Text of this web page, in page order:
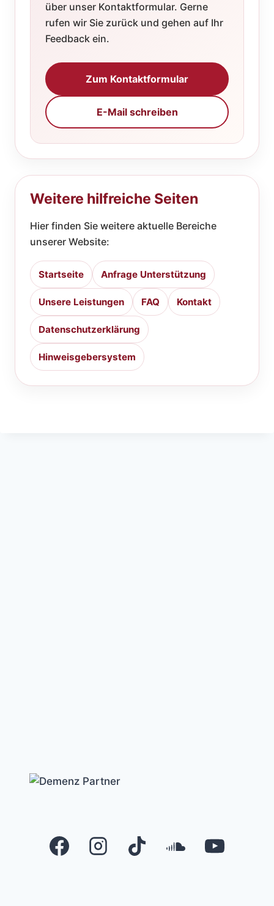
über unser Kontaktformular. Gerne
rufen wir Sie zurück und gehen auf Ihr
Feedback ein.
Zum Kontaktformular
E-Mail schreiben
Weitere hilfreiche Seiten
Hier finden Sie weitere aktuelle Bereiche
unserer Website:
Startseite Anfrage Unterstützung
Unsere Leistungen FAQ Kontakt
Datenschutzerklärung
Hinweisgebersystem